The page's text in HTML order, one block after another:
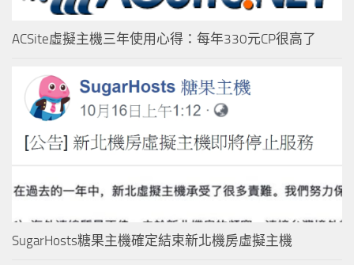
ACSite虛擬主機三年使用心得：每年330元CP很高了
SugarHosts糖果主機確定結束新北機房虛擬主機